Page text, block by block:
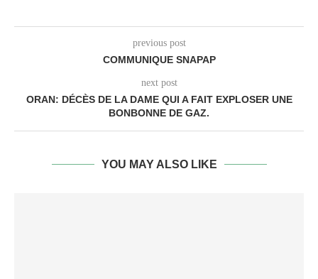
previous post
COMMUNIQUE SNAPAP
next post
ORAN: DÉCÈS DE LA DAME QUI A FAIT EXPLOSER UNE
BONBONNE DE GAZ.
YOU MAY ALSO LIKE